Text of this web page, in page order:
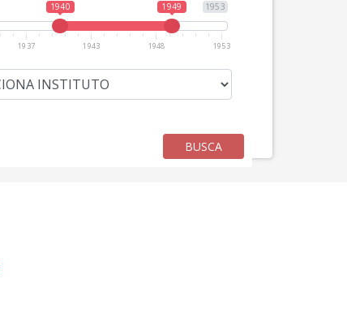
1953
1940 1949
1937 1943 1948 1953
BUSCA